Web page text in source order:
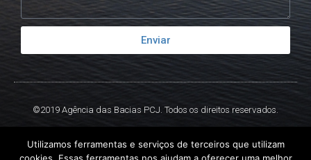
Enviar
©2019 Agência das Bacias PCJ. Todos os direitos reservados.
Utilizamos ferramentas e serviços de terceiros que utilizam